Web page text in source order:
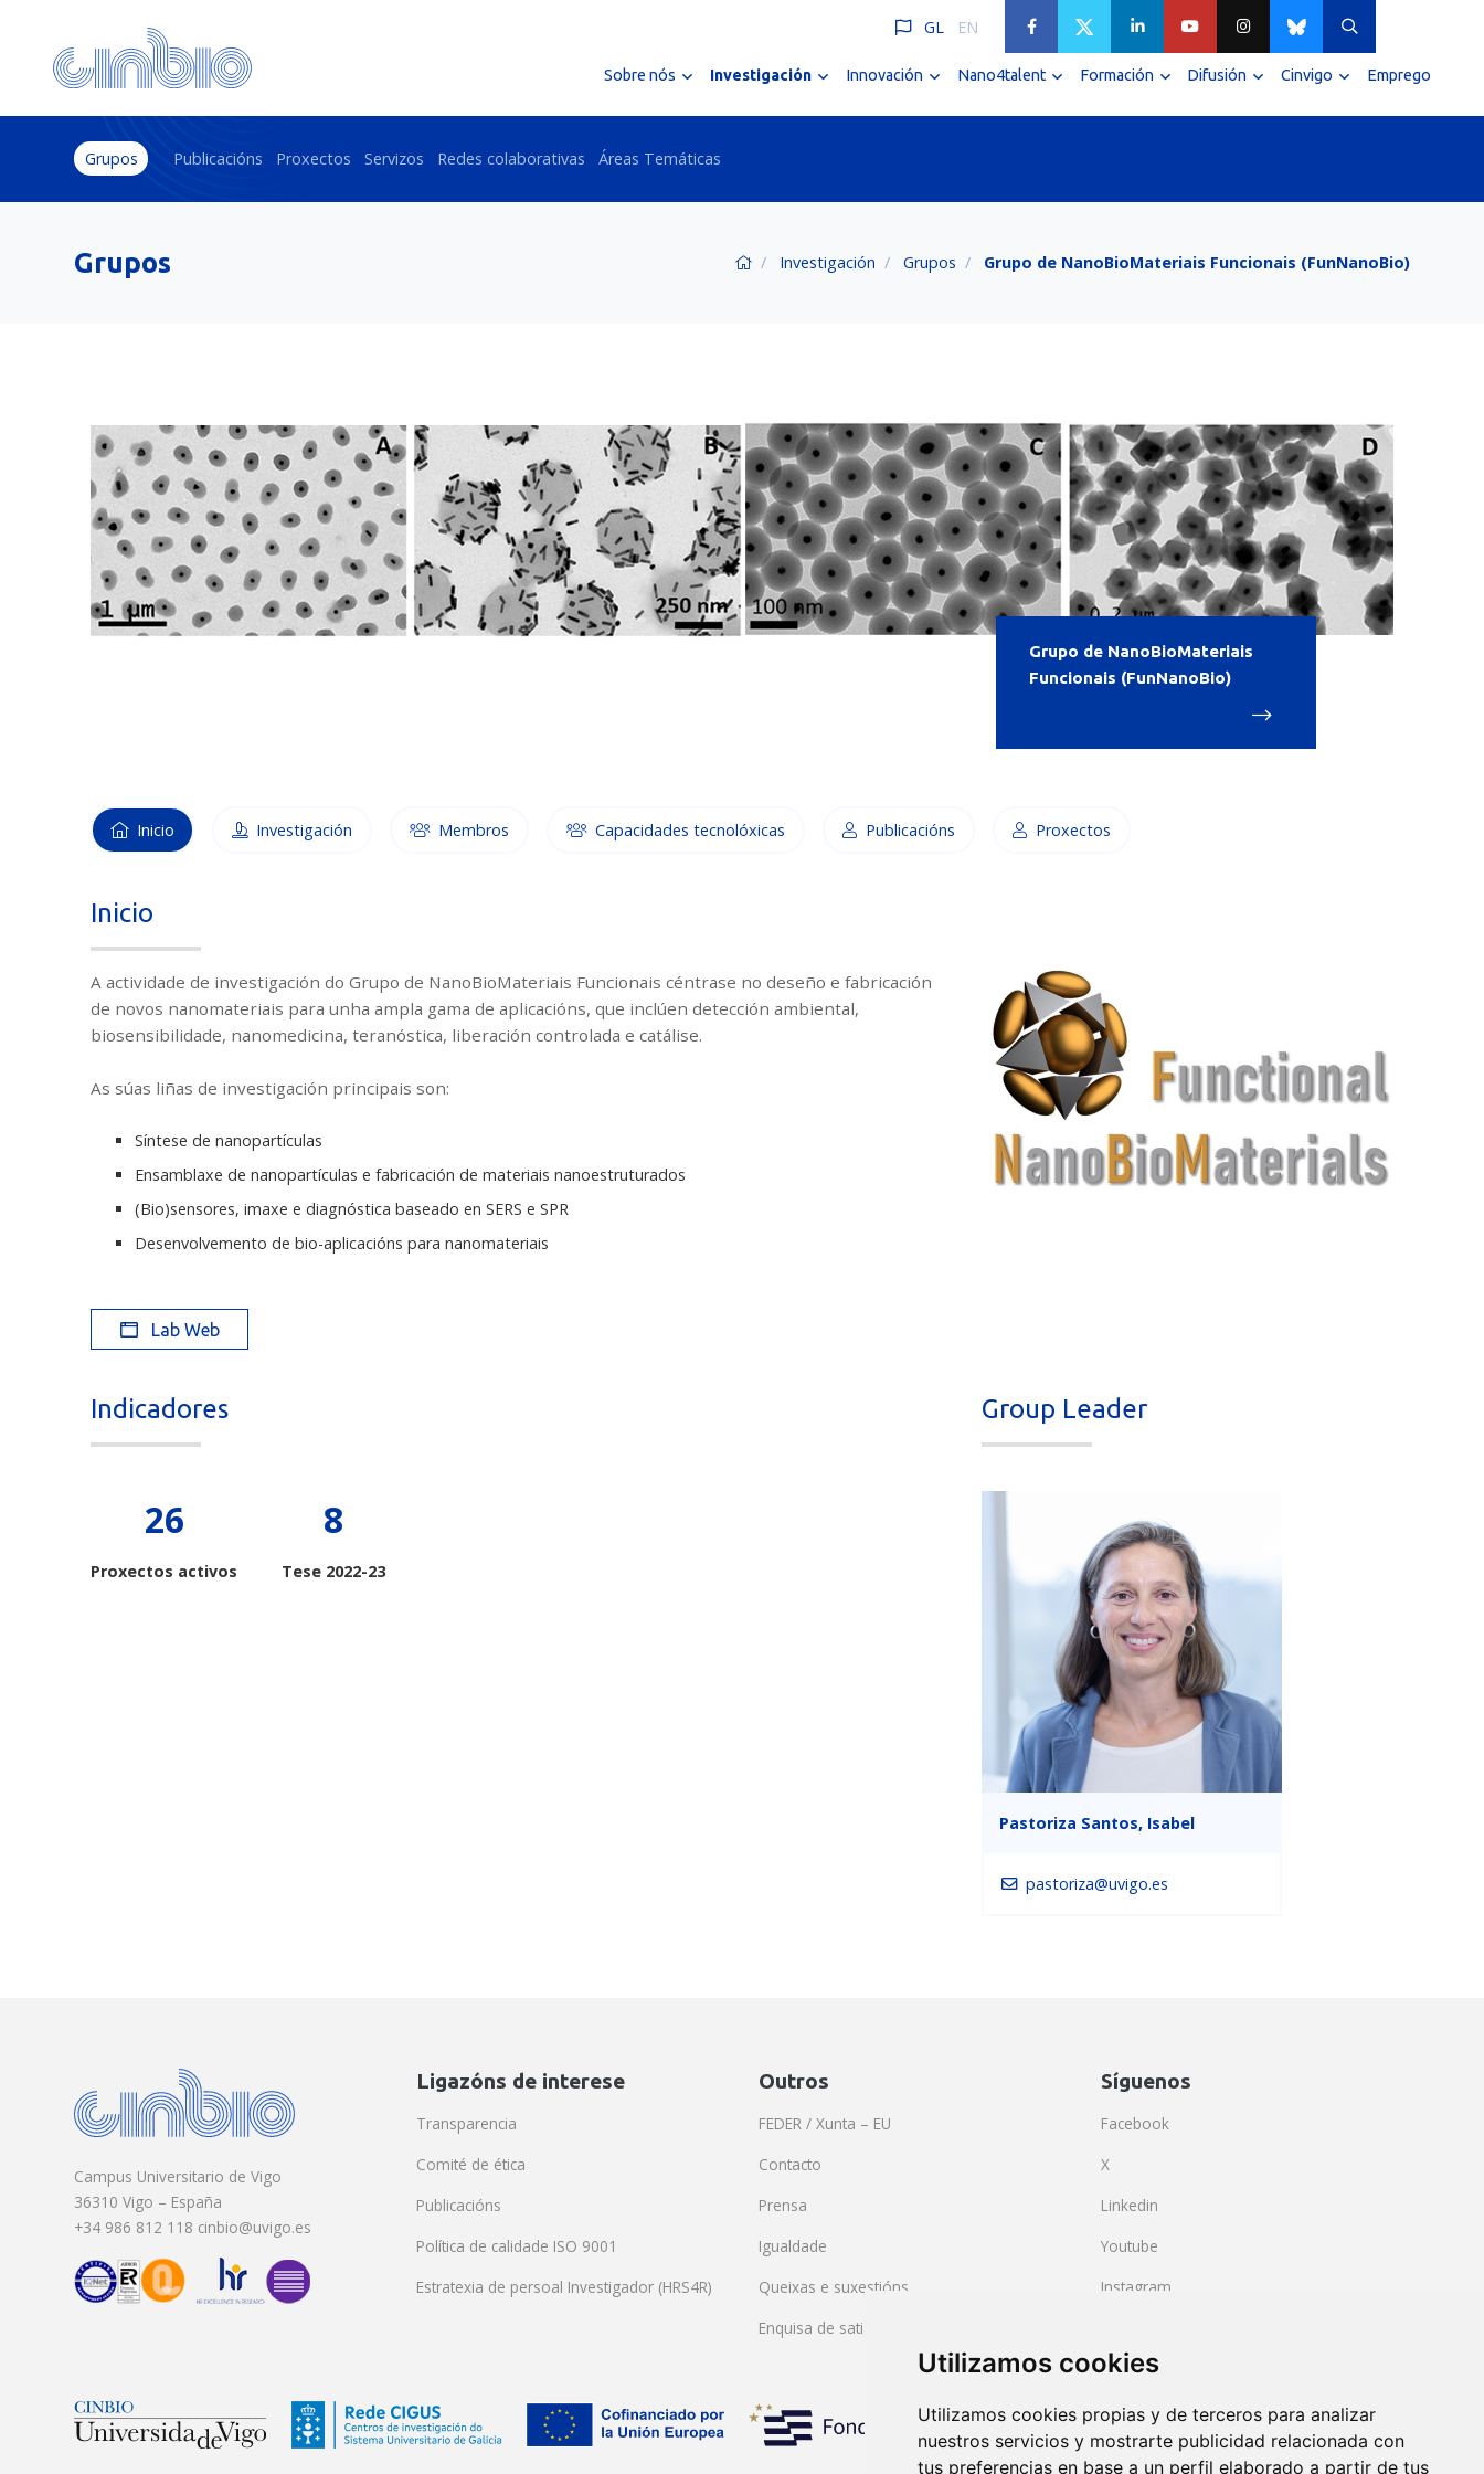
Utilizamos cookies
Utilizamos cookies propias y de terceros para analizar
nuestros servicios y mostrarte publicidad relacionada con
tus preferencias en base a un perfil elaborado a partir de tus
GL EN
Sobre nós Investigación Innovación Nano4talent Formación Difusión Cinvigo Emprego
Grupos Publicacións Proxectos Servizos Redes colaborativas Áreas Temáticas
Grupos Investigación Grupos Grupo de NanoBioMateriais Funcionais (FunNanoBio)
Grupo de NanoBioMateriais
Funcionais (FunNanoBio)
Inicio Investigación Membros Capacidades tecnolóxicas Publicacións Proxectos
Inicio
A actividade de investigación do Grupo de NanoBioMateriais Funcionais céntrase no deseño e fabricación
de novos nanomateriais para unha ampla gama de aplicacións, que inclúen detección ambiental,
biosensibilidade, nanomedicina, teranóstica, liberación controlada e catálise.
As súas liñas de investigación principais son:
Síntese de nanopartículas
Ensamblaxe de nanopartículas e fabricación de materiais nanoestruturados
(Bio)sensores, imaxe e diagnóstica baseado en SERS e SPR
Desenvolvemento de bio-aplicacións para nanomateriais
Lab Web
Indicadores
26
Proxectos activos
8
Tese 2022-23
Group Leader
Pastoriza Santos, Isabel
pastoriza@uvigo.es
Campus Universitario de Vigo
36310 Vigo – España
+34 986 812 118 cinbio@uvigo.es
Ligazóns de interese
Transparencia
Comité de ética
Publicacións
Política de calidade ISO 9001
Estratexia de persoal Investigador (HRS4R)
Outros
FEDER / Xunta – EU
Contacto
Prensa
Igualdade
Queixas e suxestións
Enquisa de satisfacción
Síguenos
Facebook
X
Linkedin
Youtube
Instagram